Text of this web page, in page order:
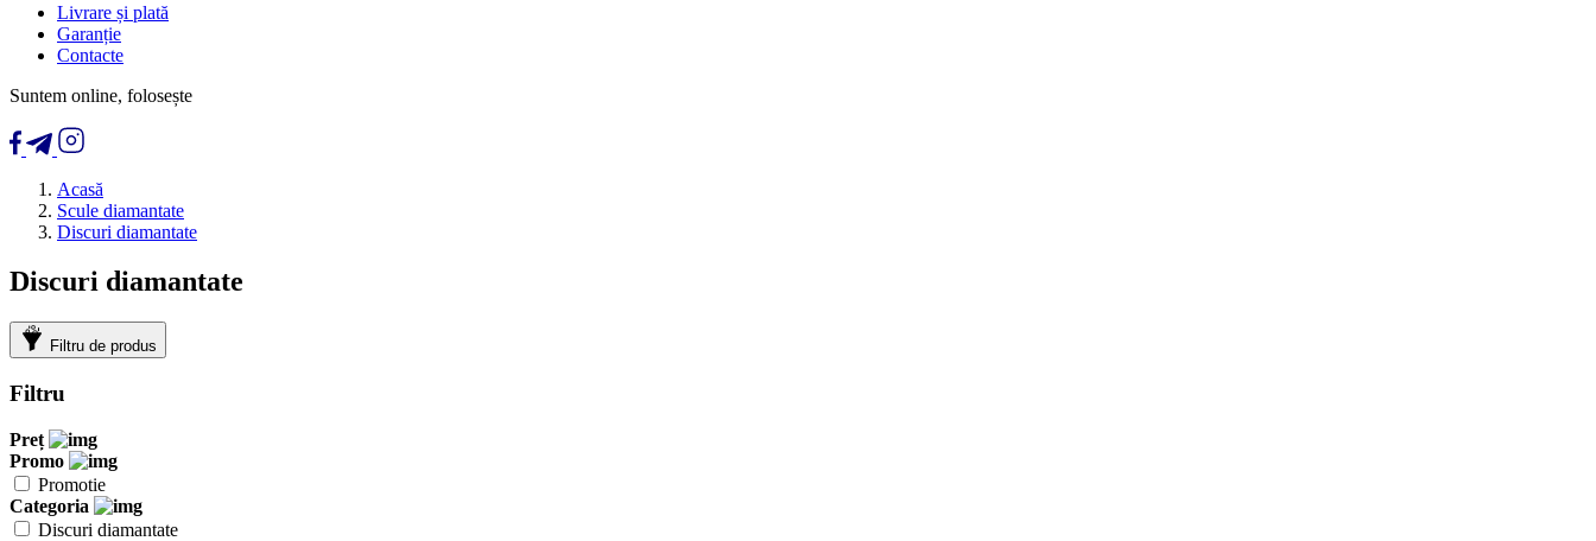
Livrare și plată
Garanție
Contacte
Suntem online, folosește
Acasă
Scule diamantate
Discuri diamantate
Discuri diamantate
Filtru de produs
Filtru
Preț
Promo
Promotie
Categoria
Discuri diamantate